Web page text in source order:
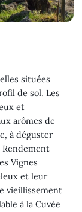
situées
de sol. Les
et
arômes de
à déguster
Vignes
et leur
vieillissement
à la Cuvée